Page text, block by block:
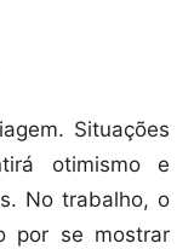
Situações
otimismo e
No trabalho, o
por se mostrar